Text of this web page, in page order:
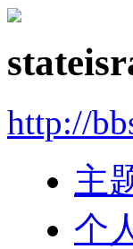
http://
主
个